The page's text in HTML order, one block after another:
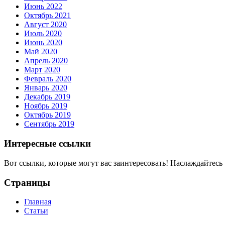
Июнь 2022
Октябрь 2021
Август 2020
Июль 2020
Июнь 2020
Май 2020
Апрель 2020
Март 2020
Февраль 2020
Январь 2020
Декабрь 2019
Ноябрь 2019
Октябрь 2019
Сентябрь 2019
Интересные ссылки
Вот ссылки, которые могут вас заинтересовать! Наслаждайтесь
Страницы
Главная
Статьи